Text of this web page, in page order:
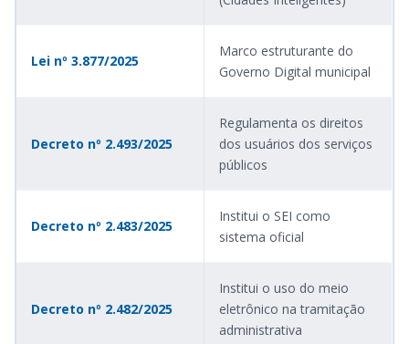
Lei nº 3.877/2025
Marco estruturante do
Governo Digital municipal
Decreto nº 2.493/2025
Regulamenta os direitos
dos usuários dos serviços
públicos
Decreto nº 2.483/2025
Institui o SEI como
sistema oficial
Decreto nº 2.482/2025
Institui o uso do meio
eletrônico na tramitação
administrativa